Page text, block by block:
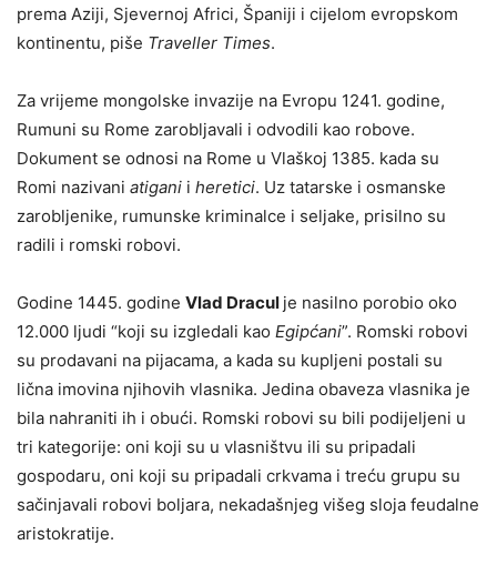
prema Aziji, Sjevernoj Africi, Španiji i cijelom evropskom
kontinentu, piše Traveller Times.
Za vrijeme mongolske invazije na Evropu 1241. godine,
Rumuni su Rome zarobljavali i odvodili kao robove.
Dokument se odnosi na Rome u Vlaškoj 1385. kada su
Romi nazivani atigani i heretici. Uz tatarske i osmanske
zarobljenike, rumunske kriminalce i seljake, prisilno su
radili i romski robovi.
Godine 1445. godine Vlad Dracul je nasilno porobio oko
12.000 ljudi “koji su izgledali kao Egipćani”. Romski robovi
su prodavani na pijacama, a kada su kupljeni postali su
lična imovina njihovih vlasnika. Jedina obaveza vlasnika je
bila nahraniti ih i obući. Romski robovi su bili podijeljeni u
tri kategorije: oni koji su u vlasništvu ili su pripadali
gospodaru, oni koji su pripadali crkvama i treću grupu su
sačinjavali robovi boljara, nekadašnjeg višeg sloja feudalne
aristokratije.